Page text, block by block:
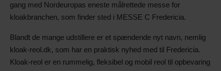
gang med Nordeuropas eneste målrettede messe for
kloakbranchen, som finder sted i MESSE C Fredericia.
Blandt de mange udstillere er et spændende nyt navn, nemlig
kloak-reol.dk, som har en praktisk nyhed med til Fredericia.
Kloak-reol er en rummelig, fleksibel og mobil reol til opbevaring